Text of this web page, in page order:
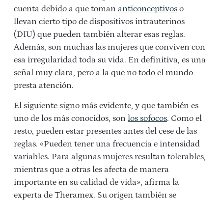
cuenta debido a que toman anticonceptivos o
llevan cierto tipo de dispositivos intrauterinos
(DIU) que pueden también alterar esas reglas.
Además, son muchas las mujeres que conviven con
esa irregularidad toda su vida. En definitiva, es una
señal muy clara, pero a la que no todo el mundo
presta atención.
El siguiente signo más evidente, y que también es
uno de los más conocidos, son los sofocos. Como el
resto, pueden estar presentes antes del cese de las
reglas. «Pueden tener una frecuencia e intensidad
variables. Para algunas mujeres resultan tolerables,
mientras que a otras les afecta de manera
importante en su calidad de vida», afirma la
experta de Theramex. Su origen también se